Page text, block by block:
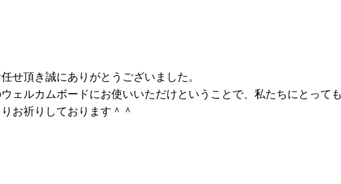
せ頂き誠にありがとうございました。
ェルカムボードにお使いいただけということで、私たちにとって
お祈りしております＾＾